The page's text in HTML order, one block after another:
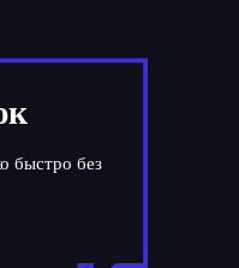
быстро без